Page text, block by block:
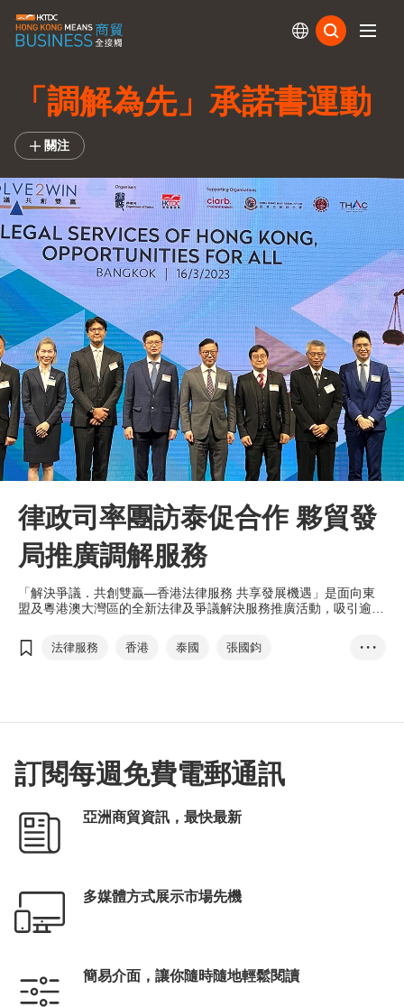
「調解為先」承諾書運動
關注
律政司率團訪泰促合作 夥貿發
局推廣調解服務
「解決爭議．共創雙贏—香港法律服務 共享發展機遇」是面向東
盟及粵港澳大灣區的全新法律及爭議解決服務推廣活動，吸引逾
法律服務 香港 泰國
張國鈞
劉會平
跨境法律服務 大灣區
一國兩制
• • •
訂閱每週免費電郵通訊
亞洲商貿資訊，最快最新
多媒體方式展示市場先機
簡易介面，讓你隨時隨地輕鬆閱讀